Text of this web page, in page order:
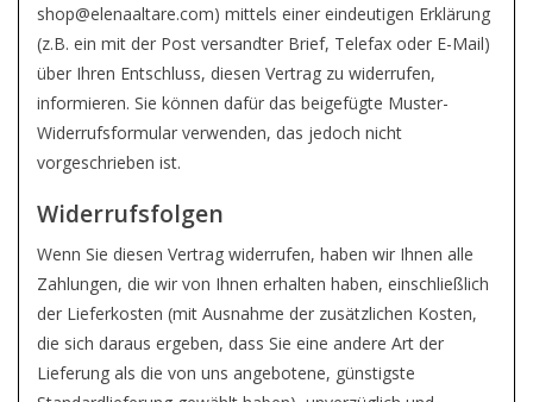
shop@elenaaltare.com) mittels einer eindeutigen Erklärung
(z.B. ein mit der Post versandter Brief, Telefax oder E-Mail)
über Ihren Entschluss, diesen Vertrag zu widerrufen,
informieren. Sie können dafür das beigefügte Muster-
Widerrufsformular verwenden, das jedoch nicht
vorgeschrieben ist.
Widerrufsfolgen
Wenn Sie diesen Vertrag widerrufen, haben wir Ihnen alle
Zahlungen, die wir von Ihnen erhalten haben, einschließlich
der Lieferkosten (mit Ausnahme der zusätzlichen Kosten,
die sich daraus ergeben, dass Sie eine andere Art der
Lieferung als die von uns angebotene, günstigste